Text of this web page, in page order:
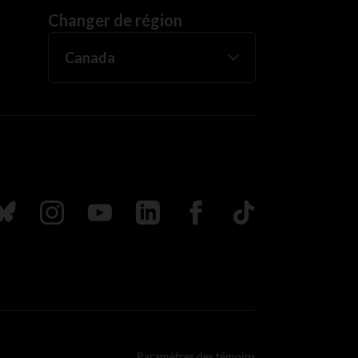
Changer de région
nous sur Bluesky
Suivez nous sur Instagram
Suivez nous sur Youtube
Suivez nous sur LinkedIn
Suivez nous sur
TikTok